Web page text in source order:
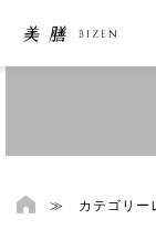
≫ カテゴリー